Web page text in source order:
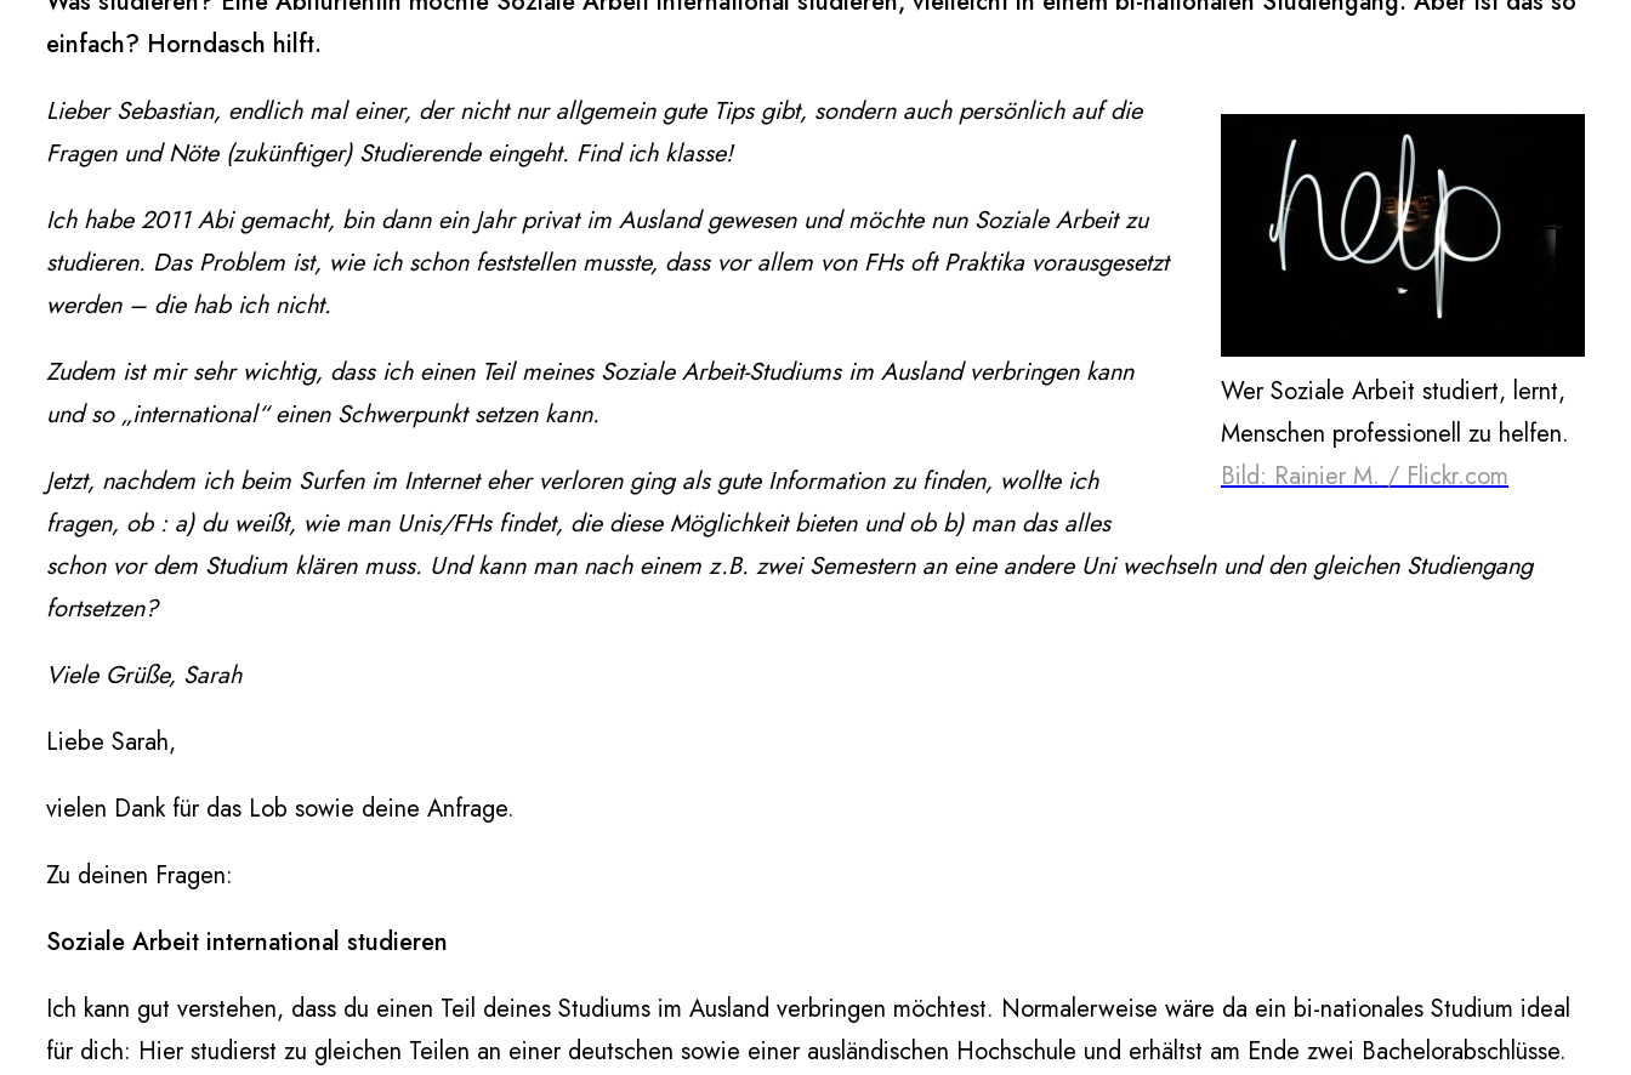
einfach? Horndasch hilft.
Wer Soziale Arbeit studiert, lernt,
Menschen professionell zu helfen.
Bild: Rainier M. / Flickr.com
Lieber Sebastian, endlich mal einer, der nicht nur allgemein gute Tips gibt, sondern auch persönlich auf die
Fragen und Nöte (zukünftiger) Studierende eingeht. Find ich klasse!
Ich habe 2011 Abi gemacht, bin dann ein Jahr privat im Ausland gewesen und möchte nun Soziale Arbeit zu
studieren. Das Problem ist, wie ich schon feststellen musste, dass vor allem von FHs oft Praktika vorausgesetzt
werden – die hab ich nicht.
Zudem ist mir sehr wichtig, dass ich einen Teil meines Soziale Arbeit-Studiums im Ausland verbringen kann
und so „international“ einen Schwerpunkt setzen kann.
Jetzt, nachdem ich beim Surfen im Internet eher verloren ging als gute Information zu finden, wollte ich
fragen, ob : a) du weißt, wie man Unis/FHs findet, die diese Möglichkeit bieten und ob b) man das alles
schon vor dem Studium klären muss. Und kann man nach einem z.B. zwei Semestern an eine andere Uni wechseln und den gleichen Studiengang
fortsetzen?
Viele Grüße, Sarah
Liebe Sarah,
vielen Dank für das Lob sowie deine Anfrage.
Zu deinen Fragen:
Soziale Arbeit international studieren
Ich kann gut verstehen, dass du einen Teil deines Studiums im Ausland verbringen möchtest. Normalerweise wäre da ein bi-nationales Studium ideal
für dich: Hier studierst zu gleichen Teilen an einer deutschen sowie einer ausländischen Hochschule und erhältst am Ende zwei Bachelorabschlüsse.